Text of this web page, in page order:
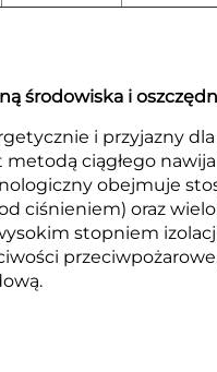
środowiska i
i przyjazny
ciągłego
obejmuje
ciśnieniem) oraz
stopniem